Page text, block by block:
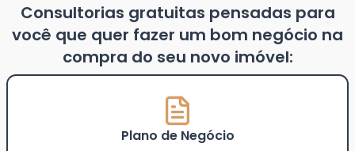
Consultorias gratuitas pensadas para
você que quer fazer um bom negócio na
compra do seu novo imóvel:
Plano de Negócio